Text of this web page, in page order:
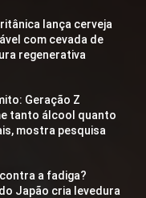
lança cerveja
com cevada de
regenerativa
Geração Z
tanto álcool quanto
mostra pesquisa
a fadiga?
Japão cria levedura